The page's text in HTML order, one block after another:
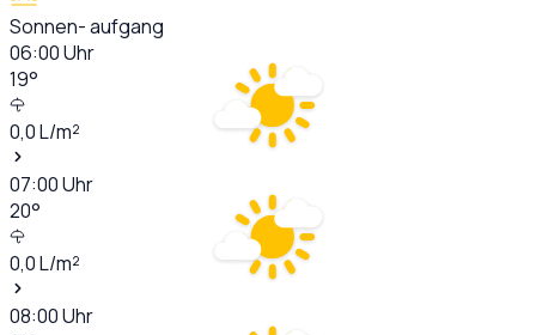
Sonnen- aufgang
06:00Uhr
19°
0,0L/m²
07:00Uhr
20°
0,0L/m²
08:00Uhr